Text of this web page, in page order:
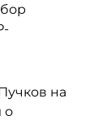
на
о